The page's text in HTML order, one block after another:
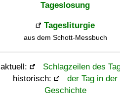
Tageslosung
Tagesliturgie
aus dem Schott-Messbuch
aktuell:
Schlagzeilen des
historisch:
der Tag in der
Geschichte